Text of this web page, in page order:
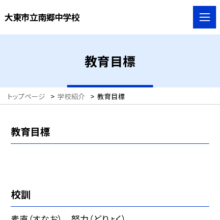
大東市立南郷中学校
教育目標
トップページ > 学校紹介 > 教育目標
教育目標
校訓